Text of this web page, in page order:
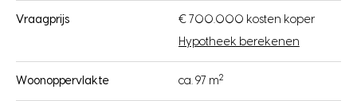
Vraagprijs
€ 700.000 kosten koper
Hypotheek berekenen
Woonoppervlakte ca. 97 m2